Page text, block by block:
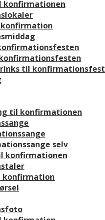
konfirmationen
til
til konfirmationen
selv
konfirmationen